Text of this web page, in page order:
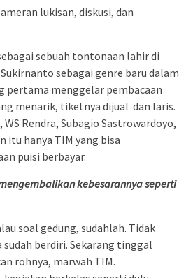
lukisan, diskusi, dan
sebuah tontonaan lahir di
sebagai genre baru dalam
pertama menggelar pembacaan
menarik, tiketnya dijual dan laris.
Rendra, Subagio Sastrowardoyo,
itu hanya TIM yang bisa
puisi berbayar.
kebesarannya seperti
soal gedung, sudahlah. Tidak
berdiri. Sekarang tinggal
rohnya, marwah TIM.